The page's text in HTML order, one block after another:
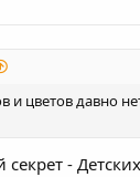
и цветов давно
-